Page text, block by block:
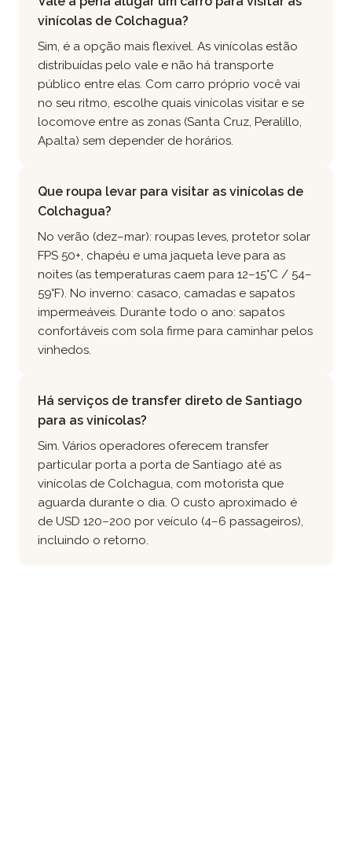
vinícolas de Colchagua?
Sim, é a opção mais flexível. As vinícolas estão
distribuídas pelo vale e não há transporte
público entre elas. Com carro próprio você vai
no seu ritmo, escolhe quais vinícolas visitar e se
locomove entre as zonas (Santa Cruz, Peralillo,
Apalta) sem depender de horários.
Que roupa levar para visitar as vinícolas de
Colchagua?
No verão (dez–mar): roupas leves, protetor solar
FPS 50+, chapéu e uma jaqueta leve para as
noites (as temperaturas caem para 12–15°C / 54–
59°F). No inverno: casaco, camadas e sapatos
impermeáveis. Durante todo o ano: sapatos
confortáveis com sola firme para caminhar pelos
vinhedos.
Há serviços de transfer direto de Santiago
para as vinícolas?
Sim. Vários operadores oferecem transfer
particular porta a porta de Santiago até as
vinícolas de Colchagua, com motorista que
aguarda durante o dia. O custo aproximado é
de USD 120–200 por veículo (4–6 passageiros),
incluindo o retorno.